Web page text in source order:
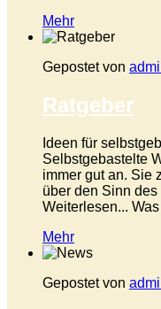
Mehr
Gepostet von
Ratgeber
Ideen für
Selbstgebastelte
immer gut an. Sie
über den Sinn
Weiterlesen...
Mehr
Gepostet von